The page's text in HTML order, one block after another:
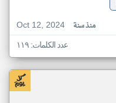
Oct 12, 2024
منذ سنة
عدد الكلمات: ١١٩